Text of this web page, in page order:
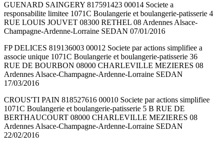
GUENARD SAINGERY 817591423 00014 Societe a
responsabilite limitee 1071C Boulangerie et boulangerie-patisserie 4
RUE LOUIS JOUVET 08300 RETHEL 08 Ardennes Alsace-
Champagne-Ardenne-Lorraine SEDAN 07/01/2016
FP DELICES 819136003 00012 Societe par actions simplifiee a
associe unique 1071C Boulangerie et boulangerie-patisserie 36
RUE DE BOURBON 08000 CHARLEVILLE MEZIERES 08
Ardennes Alsace-Champagne-Ardenne-Lorraine SEDAN
17/03/2016
CROUS'TI PAIN 818527616 00010 Societe par actions simplifiee
1071C Boulangerie et boulangerie-patisserie 5 B RUE DE
BERTHAUCOURT 08000 CHARLEVILLE MEZIERES 08
Ardennes Alsace-Champagne-Ardenne-Lorraine SEDAN
22/02/2016